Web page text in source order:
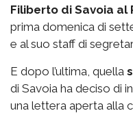
Filiberto di Savoia al
prima domenica di
e al suo staff di
E dopo l’ultima, quella
di Savoia ha deciso di
una lettera aperta alla